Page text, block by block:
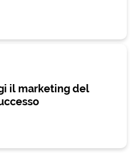
il marketing del